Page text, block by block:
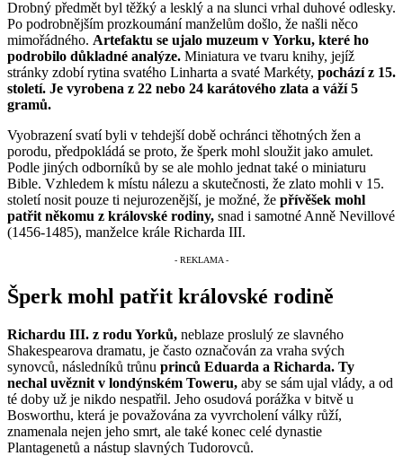
Drobný předmět byl těžký a lesklý a na slunci vrhal duhové odlesky.
Po podrobnějším prozkoumání manželům došlo, že našli něco
mimořádného. Artefaktu se ujalo muzeum v Yorku, které ho
podrobilo důkladné analýze. Miniatura ve tvaru knihy, jejíž
stránky zdobí rytina svatého Linharta a svaté Markéty, pochází z 15.
století. Je vyrobena z 22 nebo 24 karátového zlata a váží 5
gramů.
Vyobrazení svatí byli v tehdejší době ochránci těhotných žen a
porodu, předpokládá se proto, že šperk mohl sloužit jako amulet.
Podle jiných odborníků by se ale mohlo jednat také o miniaturu
Bible. Vzhledem k místu nálezu a skutečnosti, že zlato mohli v 15.
století nosit pouze ti nejurozenější, je možné, že přívěšek mohl
patřit někomu z královské rodiny, snad i samotné Anně Nevillové
(1456-1485), manželce krále Richarda III.
Šperk mohl patřit královské rodině
Richardu III. z rodu Yorků, neblaze proslulý ze slavného
Shakespearova dramatu, je často označován za vraha svých
synovců, následníků trůnu princů Eduarda a Richarda. Ty
nechal uvěznit v londýnském Toweru, aby se sám ujal vlády, a od
té doby už je nikdo nespatřil. Jeho osudová porážka v bitvě u
Bosworthu, která je považována za vyvrcholení války růží,
znamenala nejen jeho smrt, ale také konec celé dynastie
Plantagenetů a nástup slavných Tudorovců.